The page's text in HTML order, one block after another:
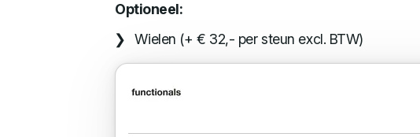
Optioneel:
Wielen (+ € 32,- per steun excl. BTW)